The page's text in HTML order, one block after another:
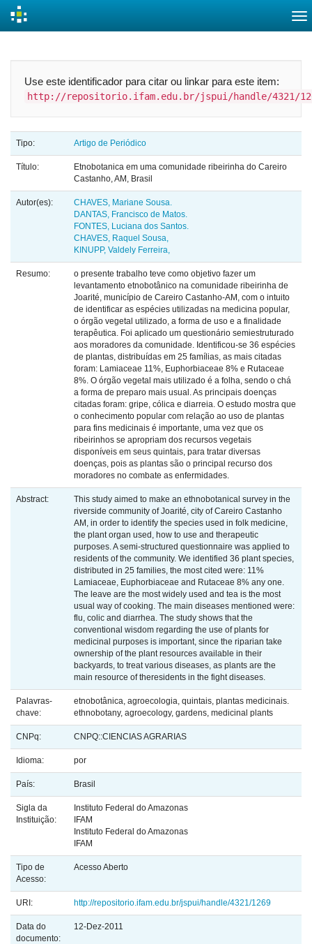
Use este identificador para citar ou linkar para este item:
http://repositorio.ifam.edu.br/jspui/handle/4321/
Tipo: Artigo de Periódico
Título:
Etnobotanica em uma comunidade ribeirinha do Careiro
Castanho, AM, Brasil
Autor(es):
CHAVES, Mariane Sousa.
DANTAS, Francisco de Matos.
FONTES, Luciana dos Santos.
CHAVES, Raquel Sousa,
KINUPP, Valdely Ferreira,
Resumo:
o presente trabalho teve como objetivo fazer um
levantamento etnobotânico na comunidade ribeirinha de
Joarité, município de Careiro Castanho-AM, com o intuito
de identificar as espécies utilizadas na medicina popular,
o órgão vegetal utilizado, a forma de uso e a finalidade
terapêutica. Foi aplicado um questionário semiestruturado
aos moradores da comunidade. Identificou-se 36 espécies
de plantas, distribuídas em 25 famílias, as mais citadas
foram: Lamiaceae 11%, Euphorbiaceae 8% e Rutaceae
8%. O órgão vegetal mais utilizado é a folha, sendo o chá
a forma de preparo mais usual. As principais doenças
citadas foram: gripe, cólica e diarreia. O estudo mostra que
o conhecimento popular com relação ao uso de plantas
para fins medicinais é importante, uma vez que os
ribeirinhos se apropriam dos recursos vegetais
disponíveis em seus quintais, para tratar diversas
doenças, pois as plantas são o principal recurso dos
moradores no combate as enfermidades.
Abstract:
This study aimed to make an ethnobotanical survey in the
riverside community of Joarité, city of Careiro Castanho
AM, in order to identify the species used in folk medicine,
the plant organ used, how to use and therapeutic
purposes. A semi-structured questionnaire was applied to
residents of the community. We identified 36 plant species,
distributed in 25 families, the most cited were: 11%
Lamiaceae, Euphorbiaceae and Rutaceae 8% any one.
The leave are the most widely used and tea is the most
usual way of cooking. The main diseases mentioned were:
flu, colic and diarrhea. The study shows that the
conventional wisdom regarding the use of plants for
medicinal purposes is important, since the riparian take
ownership of the plant resources available in their
backyards, to treat various diseases, as plants are the
main resource of theresidents in the fight diseases.
Palavras-
chave:
etnobotânica, agroecologia, quintais, plantas medicinais.
ethnobotany, agroecology, gardens, medicinal plants
CNPq: CNPQ::CIENCIAS AGRARIAS
Idioma: por
País: Brasil
Sigla da
Instituição:
Instituto Federal do Amazonas
IFAM
Instituto Federal do Amazonas
IFAM
Tipo de
Acesso:
Acesso Aberto
URI: http://repositorio.ifam.edu.br/jspui/handle/4321/1269
Data do
documento:
12-Dez-2011